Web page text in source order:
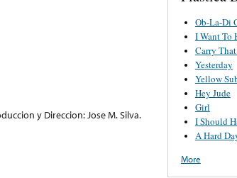
y Direccion: Jose M. Silva.
Ob-La-Di
I Want To
Carry
Yesterday
Yellow
Hey Jude
Girl
I Should
A Hard
More